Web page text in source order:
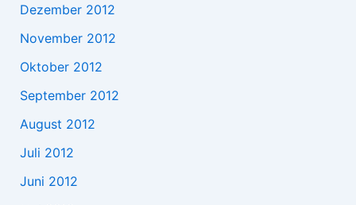
Dezember 2012
November 2012
Oktober 2012
September 2012
August 2012
Juli 2012
Juni 2012